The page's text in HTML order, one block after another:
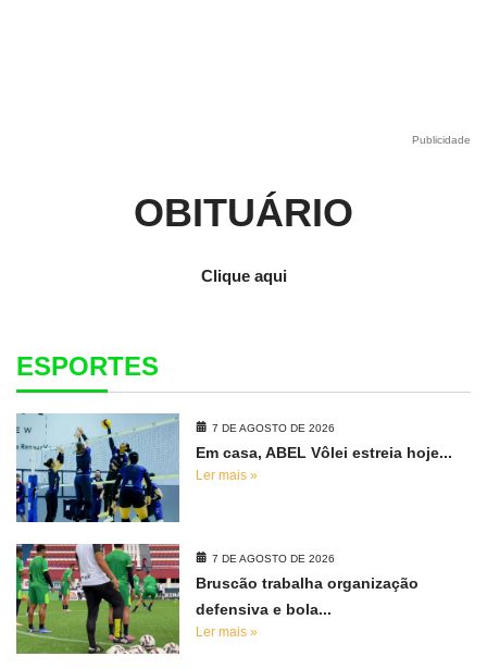
Publicidade
OBITUÁRIO
Clique aqui
ESPORTES
7 DE AGOSTO DE 2026
Em casa, ABEL Vôlei estreia hoje...
Ler mais »
7 DE AGOSTO DE 2026
Bruscão trabalha organização
defensiva e bola...
Ler mais »